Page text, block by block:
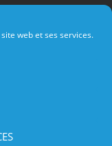
web et ses services.